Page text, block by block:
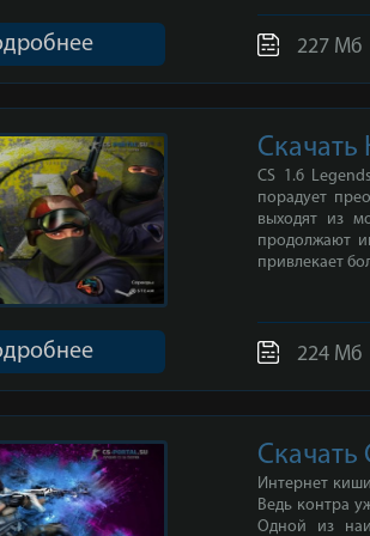
227 Мб
Скачать
CS 1.6
порадует
выходят из
продолжают
привлекает
224 Мб
Скачать
Интернет
Ведь контра
Одной из